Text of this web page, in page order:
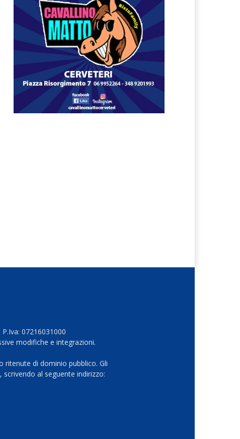
07216031000
modifiche e integrazioni.
di dominio pubblico. Gli
al seguente indirizzo: